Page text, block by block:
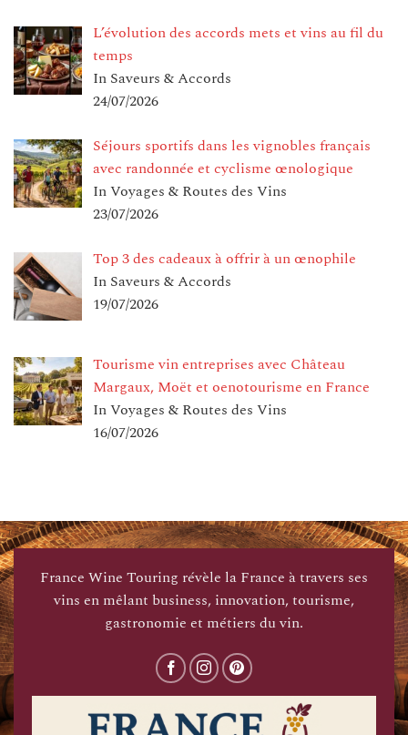
L’évolution des accords mets et vins au fil du
temps
In Saveurs & Accords
24/07/2026
Séjours sportifs dans les vignobles français
avec randonnée et cyclisme œnologique
In Voyages & Routes des Vins
23/07/2026
Top 3 des cadeaux à offrir à un œnophile
In Saveurs & Accords
19/07/2026
Tourisme vin entreprises avec Château
Margaux, Moët et oenotourisme en France
In Voyages & Routes des Vins
16/07/2026
France Wine Touring révèle la France à travers ses
vins en mêlant business, innovation, tourisme,
gastronomie et métiers du vin.